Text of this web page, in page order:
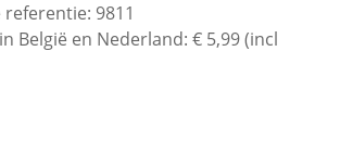
9811
België en Nederland: € 5,99 (incl